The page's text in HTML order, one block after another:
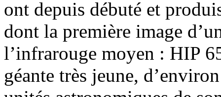
ont depuis débuté et
dont la première image
l’infrarouge moyen : HIP
géante très jeune,